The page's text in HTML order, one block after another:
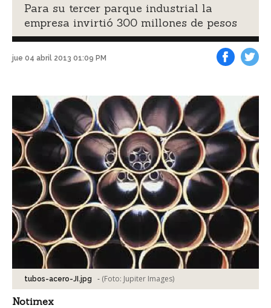
Para su tercer parque industrial la
empresa invirtió 300 millones de pesos
jue 04 abril 2013 01:09 PM
tubos-acero-JI.jpg - (Foto: Jupiter Images)
Notimex